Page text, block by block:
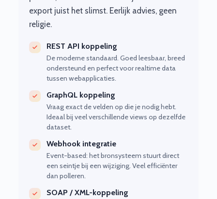
export juist het slimst. Eerlijk advies, geen
religie.
REST API koppeling
De moderne standaard. Goed leesbaar, breed
ondersteund en perfect voor realtime data
tussen webapplicaties.
GraphQL koppeling
Vraag exact de velden op die je nodig hebt.
Ideaal bij veel verschillende views op dezelfde
dataset.
Webhook integratie
Event-based: het bronsysteem stuurt direct
een seintje bij een wijziging. Veel efficiënter
dan polleren.
SOAP / XML-koppeling